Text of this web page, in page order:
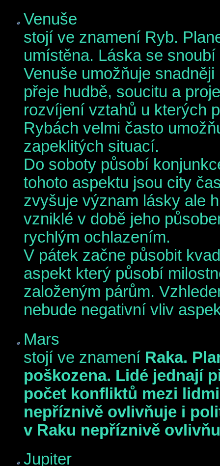
Venuše
stojí ve znamení Ryb.
umístěna. Láska se
Venuše umožňuje
přeje hudbě, soucitu a
rozvíjení vztahů u kterých
Rybách velmi často
zapeklitých situací.
Do soboty působí
tohoto aspektu jsou city
zvyšuje význam lásky ale
vzniklé v době jeho
rychlým ochlazením.
V pátek začne působit
aspekt který působí
založeným párům.
nebude negativní vliv
Mars
stojí ve znamení Raka.
poškozena. Lidé jednají
počet konfliktů mezi
nepříznivě ovlivňuje i
v Raku nepříznivě
Jupiter